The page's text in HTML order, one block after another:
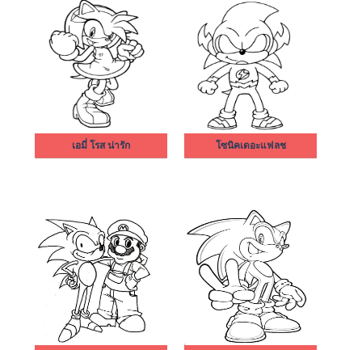
เอมี่ โรส น่ารัก โซนิคเดอะแฟลช